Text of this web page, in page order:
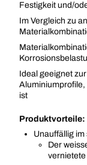
Festigkeit und/
Im Vergleich zu
Ideal geeignet
Aluminiumprofile,
ist
Produktvorteile:
Unauffällig
Der
vernietete